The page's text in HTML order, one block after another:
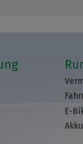
E-